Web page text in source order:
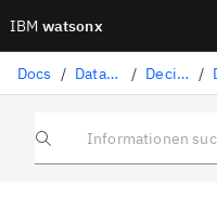
IBM watsonx
Docs / Data-Science-Lösungen / Decision Optimization /
Informationen suchen